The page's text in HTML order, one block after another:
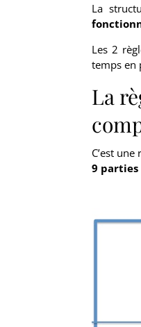
La
Les 2
temps en
La
C’est
9 parties